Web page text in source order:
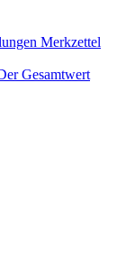
Merkzettel
Gesamtwert